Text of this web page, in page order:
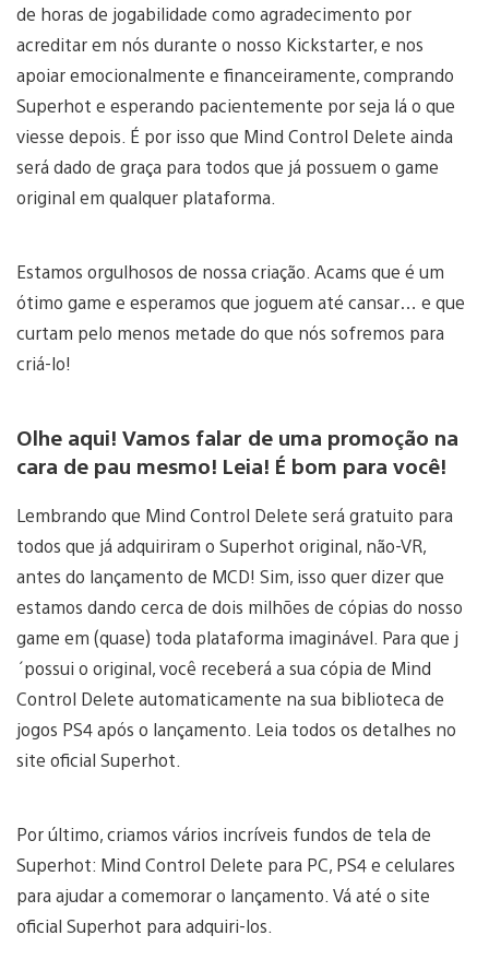
de horas de jogabilidade como agradecimento por
acreditar em nós durante o nosso Kickstarter, e nos
apoiar emocionalmente e financeiramente, comprando
Superhot e esperando pacientemente por seja lá o que
viesse depois. É por isso que Mind Control Delete ainda
será dado de graça para todos que já possuem o game
original em qualquer plataforma.
Estamos orgulhosos de nossa criação. Acams que é um
ótimo game e esperamos que joguem até cansar… e que
curtam pelo menos metade do que nós sofremos para
criá-lo!
Olhe aqui! Vamos falar de uma promoção na
cara de pau mesmo! Leia! É bom para você!
Lembrando que Mind Control Delete será gratuito para
todos que já adquiriram o Superhot original, não-VR,
antes do lançamento de MCD! Sim, isso quer dizer que
estamos dando cerca de dois milhões de cópias do nosso
game em (quase) toda plataforma imaginável. Para que j
´possui o original, você receberá a sua cópia de Mind
Control Delete automaticamente na sua biblioteca de
jogos PS4 após o lançamento. Leia todos os detalhes no
site oficial Superhot.
Por último, criamos vários incríveis fundos de tela de
Superhot: Mind Control Delete para PC, PS4 e celulares
para ajudar a comemorar o lançamento. Vá até o site
oficial Superhot para adquiri-los.